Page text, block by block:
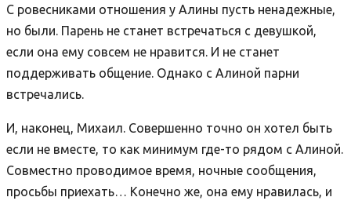
С ровесниками отношения у Алины пусть ненадежные,
но были. Парень не станет встречаться с девушкой,
если она ему совсем не нравится. И не станет
поддерживать общение. Однако с Алиной парни
встречались.
И, наконец, Михаил. Совершенно точно он хотел быть
если не вместе, то как минимум где-то рядом с Алиной.
Совместно проводимое время, ночные сообщения,
просьбы приехать… Конечно же, она ему нравилась, и